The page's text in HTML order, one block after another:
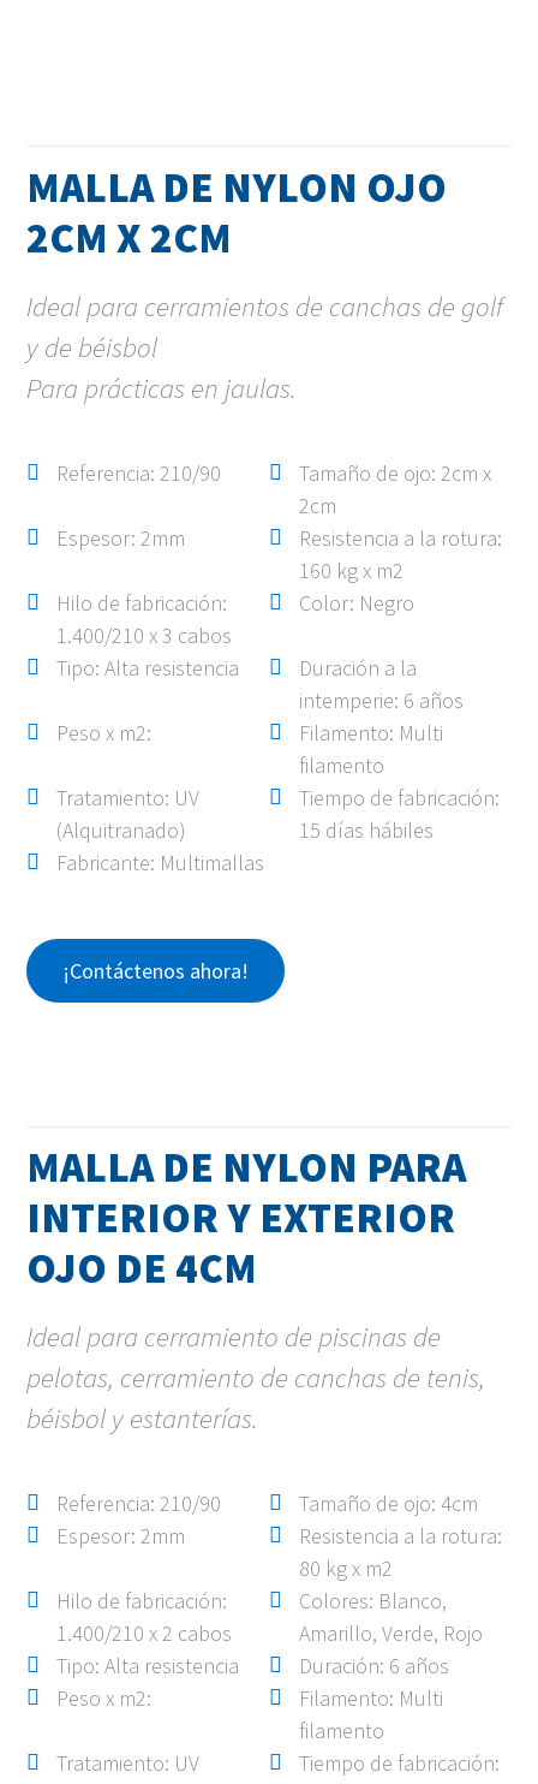
MALLA DE NYLON OJO
2CM X 2CM
Ideal para cerramientos de canchas de golf
y de béisbol
Para prácticas en jaulas.
Referencia: 210/90
Tamaño de ojo: 2cm x
2cm
Espesor: 2mm
Resistencia a la rotura:
160 kg x m2
Hilo de fabricación:
1.400/210 x 3 cabos
Color: Negro
Tipo: Alta resistencia
Duración a la
intemperie: 6 años
Peso x m2:
Filamento: Multi
filamento
Tratamiento: UV
(Alquitranado)
Tiempo de fabricación:
15 días hábiles
Fabricante: Multimallas
¡Contáctenos ahora!
MALLA DE NYLON PARA
INTERIOR Y EXTERIOR
OJO DE 4CM
Ideal para cerramiento de piscinas de
pelotas, cerramiento de canchas de tenis,
béisbol y estanterías.
Referencia: 210/90
Tamaño de ojo: 4cm
Espesor: 2mm
Resistencia a la rotura:
80 kg x m2
Hilo de fabricación:
1.400/210 x 2 cabos
Colores: Blanco,
Amarillo, Verde, Rojo
Tipo: Alta resistencia
Duración: 6 años
Peso x m2:
Filamento: Multi
filamento
Tratamiento: UV
Tiempo de fabricación: